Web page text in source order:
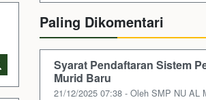
Paling Dikomentari
Syarat Pendaftaran Sistem
Murid Baru
21/12/2025 07:38 - Oleh SMP NU AL